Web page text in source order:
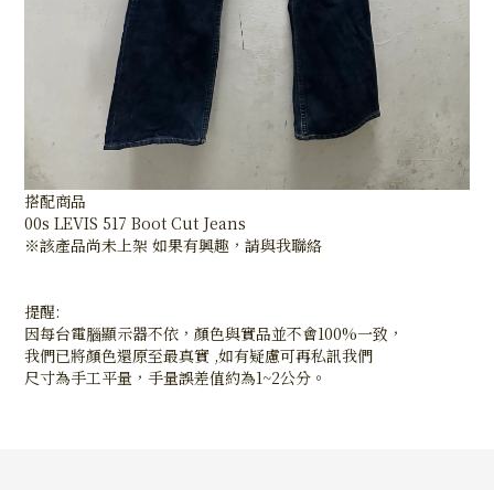
搭配商品
00s LEVIS 517 Boot Cut Jeans
※該產品尚未上架 如果有興趣，請與我聯絡
提醒:
因每台電腦顯示器不依，顏色與實品並不會100%一致，
我們已將顏色還原至最真實 ,如有疑慮可再私訊我們
尺寸為手工平量，手量誤差值約為1~2公分。